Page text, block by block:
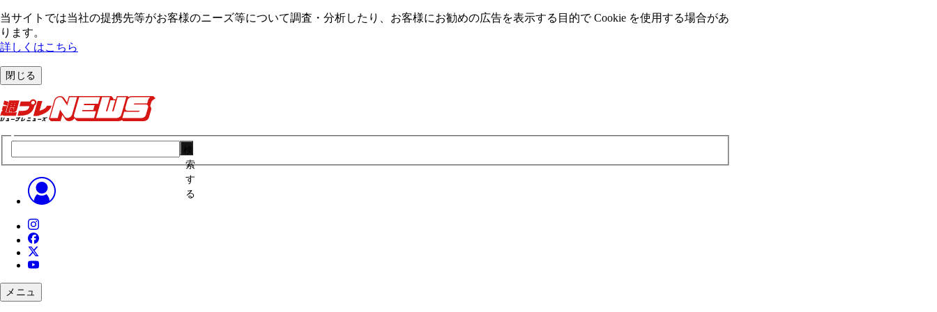
当サイトでは当社の提携先等がお客様のニーズ等について調査・分析したり、お客様にお勧めの広告を表⽰する⽬的で Cookie を使⽤する場合があ
ります。
詳しくはこちら
閉じる
索
す
る
メニュ